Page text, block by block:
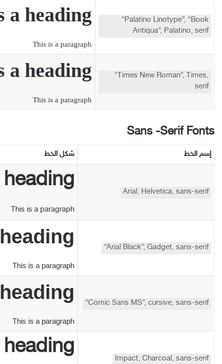
“Palatino Linotype”, “Book
Antiqua”, Palatino, serif
a heading
This is a paragraph
“Times New Roman”, Times,
serif
a heading
This is a paragraph
Sans -Serif Fonts
إسم الخط شكل الخط
Arial, Helvetica, sans-serif
This is a paragraph
“Arial Black”, Gadget, sans-serif
This is a paragraph
“Comic Sans MS”, cursive, sans-serif
This is a paragraph
Impact, Charcoal, sans-serif